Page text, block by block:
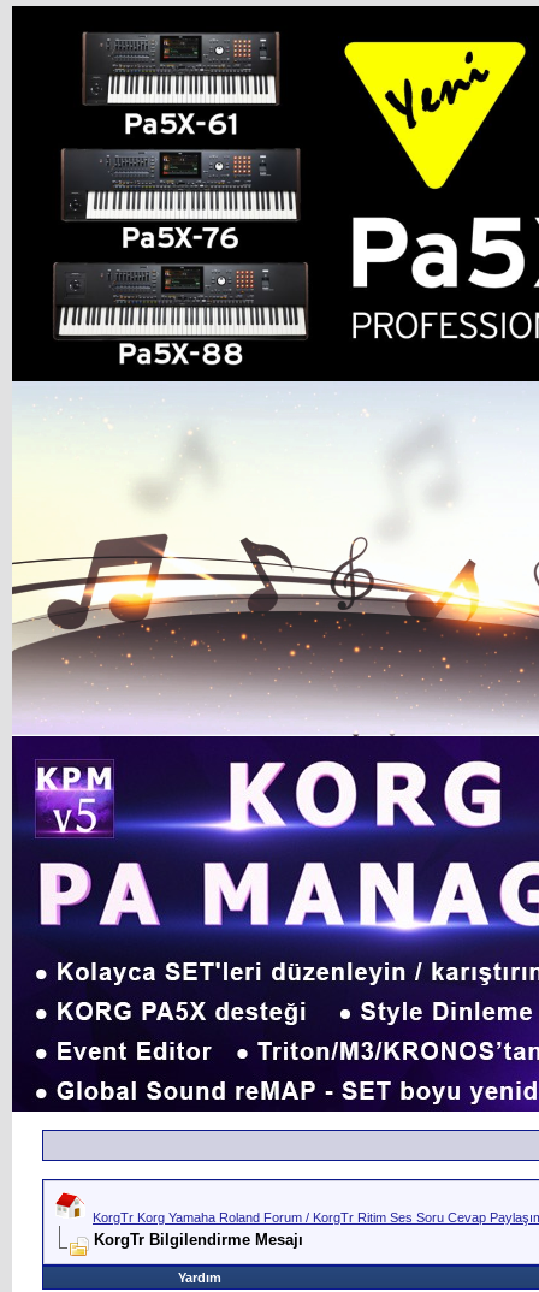
KorgTr Korg Yamaha Roland Forum / KorgTr Ritim Ses Soru Cevap
KorgTr Bilgilendirme Mesajı
Yardım